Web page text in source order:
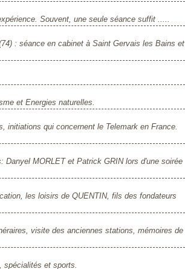
Souvent, une seule séance suffit .....
: séance en cabinet à Saint Gervais les Bains et
et Energies naturelles.
initiations qui concernent le Telemark en France.
Danyel MORLET et Patrick GRIN lors d'une soirée
les loisirs de QUENTIN, fils des fondateurs
visite des anciennes stations, mémoires de
spécialités et sports.